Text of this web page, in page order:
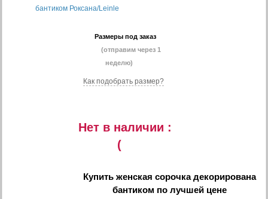
Размеры под заказ
(отправим через 1
неделю)
Как подобрать размер?
Нет в наличии :
(
Купитьженская сорочка декорирована
бантиком по лучшей цене